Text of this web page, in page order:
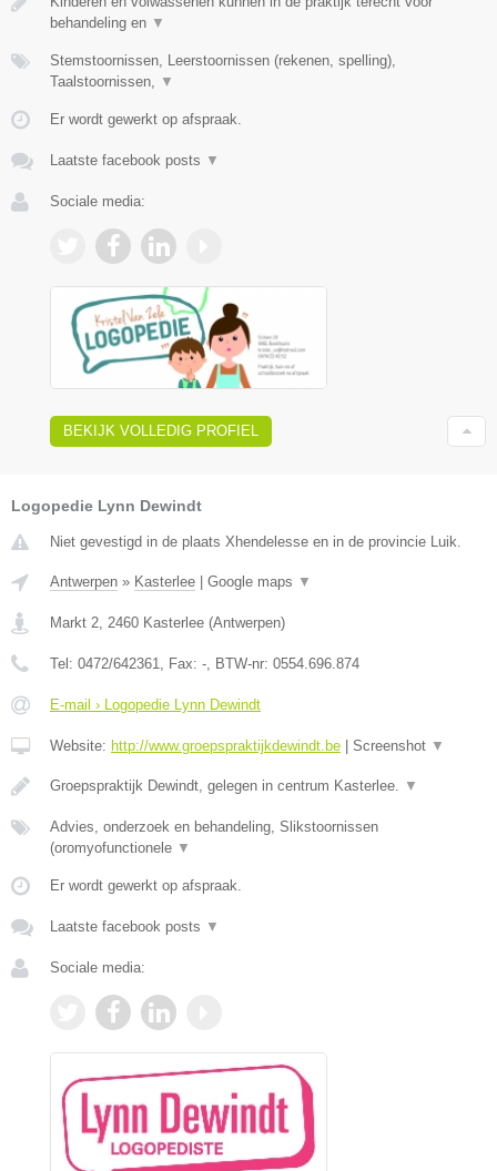
behandeling en ▼
Stemstoornissen, Leerstoornissen (rekenen, spelling),
Taalstoornissen,
▼
Er wordt gewerkt op afspraak.
Laatste facebook posts ▼
Sociale media:
BEKIJK VOLLEDIG PROFIEL
Logopedie Lynn Dewindt
Niet gevestigd in de plaats Xhendelesse en in de provincie Luik.
Antwerpen » Kasterlee Google maps ▼
Markt 2, 2460 Kasterlee (Antwerpen)
Tel: 0472/642361, Fax: -, BTW-nr: 0554.696.874
E-mail › Logopedie Lynn Dewindt
Website: http://www.groepspraktijkdewindt.be Screenshot ▼
Groepspraktijk Dewindt, gelegen in centrum Kasterlee. ▼
Advies, onderzoek en behandeling, Slikstoornissen
(oromyofunctionele ▼
Er wordt gewerkt op afspraak.
Laatste facebook posts ▼
Sociale media: